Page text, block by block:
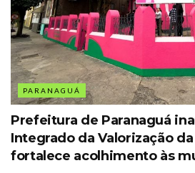
PARANAGUÁ
Prefeitura de Paranaguá
Integrado da Valorização
fortalece acolhimento às